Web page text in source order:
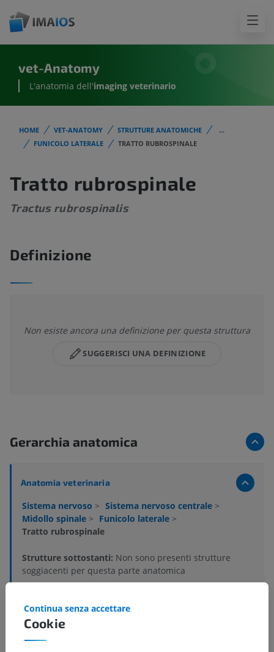
vet-Anatomy
L'anatomia dell'imaging veterinario
HOME VET-ANATOMY STRUTTURE ANATOMICHE
...
FUNICOLO LATERALE
TRATTO RUBROSPINALE
Tratto rubrospinale
Tractus rubrospinalis
Definizione
Non esiste ancora una definizione per questa struttura
SUGGERISCI UNA DEFINIZIONE
Gerarchia anatomica
Anatomia veterinaria
Sistema nervoso > Sistema nervoso centrale >
Midollo spinale > Funicolo laterale >
Tratto rubrospinale
Strutture sottostanti: Non sono presenti strutture
soggiacenti per questa parte anatomica
Anatomia comparata umana
Cookie
Continua senza accettare